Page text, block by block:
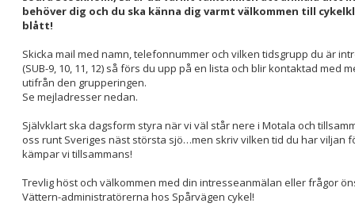
behöver dig och du ska känna dig varmt välkommen till
blått!
Skicka mail med namn, telefonnummer och vilken tidsgrupp du är
(SUB-9, 10, 11, 12) så förs du upp på en lista och blir kontaktad med
utifrån den grupperingen.
Se mejladresser nedan.
Självklart ska dagsform styra när vi väl står nere i Motala och
oss runt Sveriges näst största sjö…men skriv vilken tid du har viljan
kämpar vi tillsammans!
Trevlig höst och välkommen med din intresseanmälan eller frågor
Vättern-administratörerna hos Spårvägen cykel!